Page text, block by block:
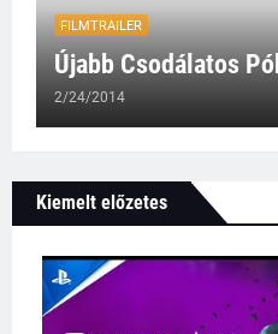
FILMTRAILER
Újabb Csodálatos
2/24/2014
Kiemelt előzetes